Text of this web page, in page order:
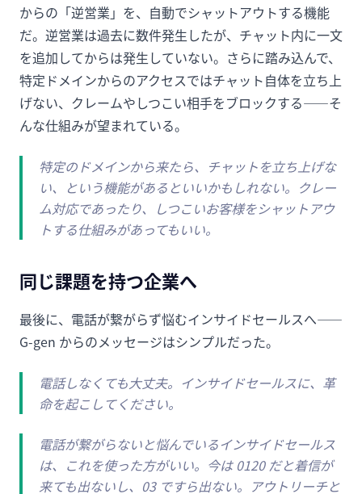
からの「逆営業」を、自動でシャットアウトする機能
だ。逆営業は過去に数件発生したが、チャット内に一文
を追加してからは発生していない。さらに踏み込んで、
特定ドメインからのアクセスではチャット自体を立ち上
げない、クレームやしつこい相手をブロックする——そ
んな仕組みが望まれている。
特定のドメインから来たら、チャットを立ち上げな
い、という機能があるといいかもしれない。クレー
ム対応であったり、しつこいお客様をシャットアウ
トする仕組みがあってもいい。
同じ課題を持つ企業へ
最後に、電話が繋がらず悩むインサイドセールスへ——
G-gen からのメッセージはシンプルだった。
電話しなくても大丈夫。インサイドセールスに、革
命を起こしてください。
電話が繋がらないと悩んでいるインサイドセールス
は、これを使った方がいい。今は 0120 だと着信が
来ても出ないし、03 ですら出ない。アウトリーチと